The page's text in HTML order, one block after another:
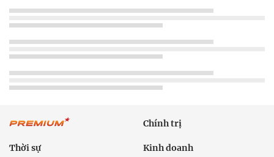
Chính trị
Thời sự Kinh doanh